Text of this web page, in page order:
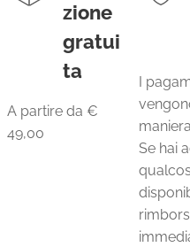
zione
gratui
ta
A partire da €
49,00
I
Se hai